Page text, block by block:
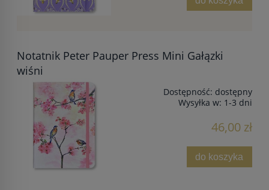
Notatnik Peter Pauper Press Mini Gałązki
wiśni
Dostępność: dostępny
Wysyłka w: 1-3 dni
46,00 zł
do koszyka